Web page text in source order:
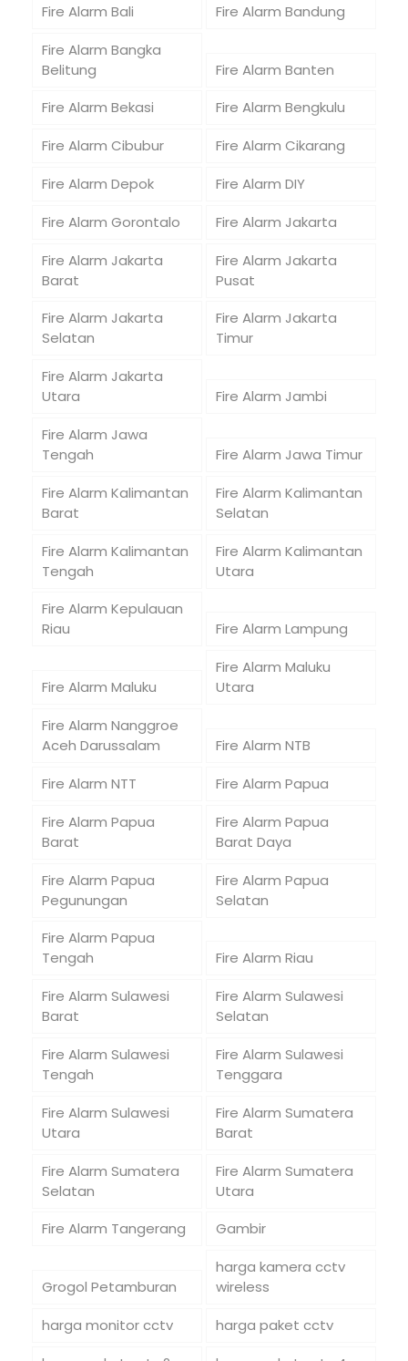
Fire Alarm Bali
Fire Alarm Bandung
Fire Alarm Bangka
Belitung
Fire Alarm Banten
Fire Alarm Bekasi
Fire Alarm Bengkulu
Fire Alarm Cibubur
Fire Alarm Cikarang
Fire Alarm Depok
Fire Alarm DIY
Fire Alarm Gorontalo
Fire Alarm Jakarta
Fire Alarm Jakarta
Barat
Fire Alarm Jakarta
Pusat
Fire Alarm Jakarta
Selatan
Fire Alarm Jakarta
Timur
Fire Alarm Jakarta
Utara
Fire Alarm Jambi
Fire Alarm Jawa
Tengah
Fire Alarm Jawa Timur
Fire Alarm Kalimantan
Barat
Fire Alarm Kalimantan
Selatan
Fire Alarm Kalimantan
Tengah
Fire Alarm Kalimantan
Utara
Fire Alarm Kepulauan
Riau
Fire Alarm Lampung
Fire Alarm Maluku
Fire Alarm Maluku
Utara
Fire Alarm Nanggroe
Aceh Darussalam
Fire Alarm NTB
Fire Alarm NTT
Fire Alarm Papua
Fire Alarm Papua
Barat
Fire Alarm Papua
Barat Daya
Fire Alarm Papua
Pegunungan
Fire Alarm Papua
Selatan
Fire Alarm Papua
Tengah
Fire Alarm Riau
Fire Alarm Sulawesi
Barat
Fire Alarm Sulawesi
Selatan
Fire Alarm Sulawesi
Tengah
Fire Alarm Sulawesi
Tenggara
Fire Alarm Sulawesi
Utara
Fire Alarm Sumatera
Barat
Fire Alarm Sumatera
Selatan
Fire Alarm Sumatera
Utara
Fire Alarm Tangerang
Gambir
Grogol Petamburan
harga kamera cctv
wireless
harga monitor cctv
harga paket cctv